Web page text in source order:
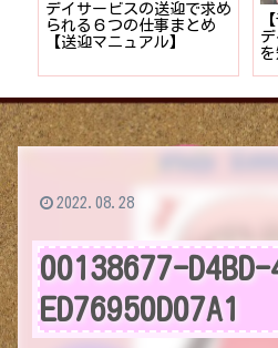
デイサービスの送迎で求め
られる６つの仕事まとめ
【送迎マニュアル】
00138677-
ED76950D07A1
2022.08.28